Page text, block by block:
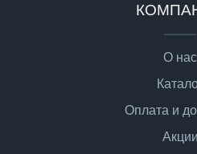
О нас
Оплата и
Акции